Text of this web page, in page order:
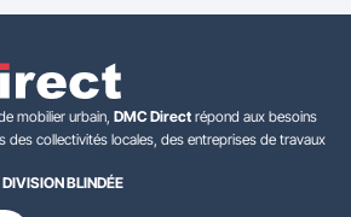
mobilier urbain, DMC Direct répond aux besoins
des collectivités locales, des entreprises de travaux
BLINDÉE